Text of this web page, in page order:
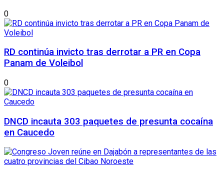
0
RD continúa invicto tras derrotar a PR en Copa
Panam de Voleibol
0
DNCD incauta 303 paquetes de presunta cocaína
en Caucedo